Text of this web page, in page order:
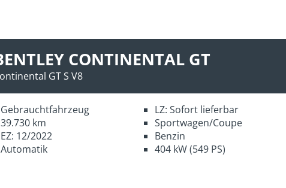
CONTINENTAL GT
GT S V8
Gebrauchtfahrzeug
39.730 km
EZ: 12/2022
Automatik
LZ: Sofort lieferbar
Sportwagen/Coupe
Benzin
404 kW (549 PS)